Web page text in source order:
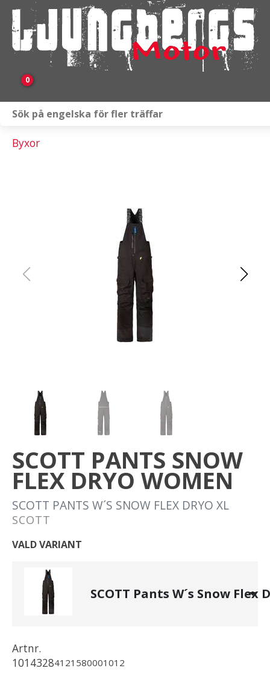
0
Släpvagnar & Skylift
Byxor
SCOTT PANTS SNOW
FLEX DRYO WOMEN
SCOTT PANTS W´S SNOW FLEX DRYO XL
SCOTT
VALD VARIANT
SCOTT Pants W´s Snow Flex
Artnr.
10143284121580001012